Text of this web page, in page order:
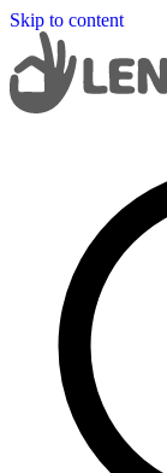
Skip to content